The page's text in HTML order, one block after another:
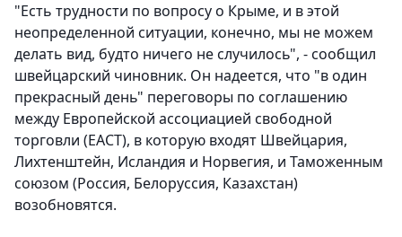
"Есть трудности по вопросу о Крыме, и в этой
неопределенной ситуации, конечно, мы не можем
делать вид, будто ничего не случилось", - сообщил
швейцарский чиновник. Он надеется, что "в один
прекрасный день" переговоры по соглашению
между Европейской ассоциацией свободной
торговли (ЕАСТ), в которую входят Швейцария,
Лихтенштейн, Исландия и Норвегия, и Таможенным
союзом (Россия, Белоруссия, Казахстан)
возобновятся.